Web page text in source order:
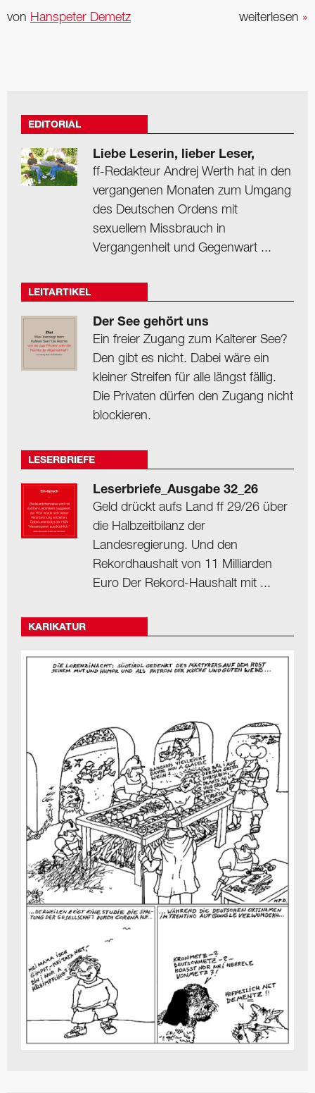
weiterlesen »
von Hanspeter Demetz
EDITORIAL
Liebe Leserin, lieber Leser,
ff-Redakteur Andrej Werth hat in den
vergangenen Monaten zum Umgang
des Deutschen Ordens mit
sexuellem Missbrauch in
Vergangenheit und Gegenwart ...
LEITARTIKEL
Der See gehört uns
Ein freier Zugang zum Kalterer See?
Den gibt es nicht. Dabei wäre ein
kleiner Streifen für alle längst fällig.
Die Privaten dürfen den Zugang nicht
blockieren.
LESERBRIEFE
Leserbriefe_Ausgabe 32_26
Geld drückt aufs Land ff 29/26 über
die Halbzeitbilanz der
Landesregierung. Und den
Rekordhaushalt von 11 Milliarden
Euro Der Rekord-Haushalt mit ...
KARIKATUR